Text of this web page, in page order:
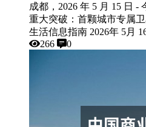
成都，2026 年 5 月 15 日 -
重大突破：首颗城市专属
生活信息指南 2026年 5月
266
0